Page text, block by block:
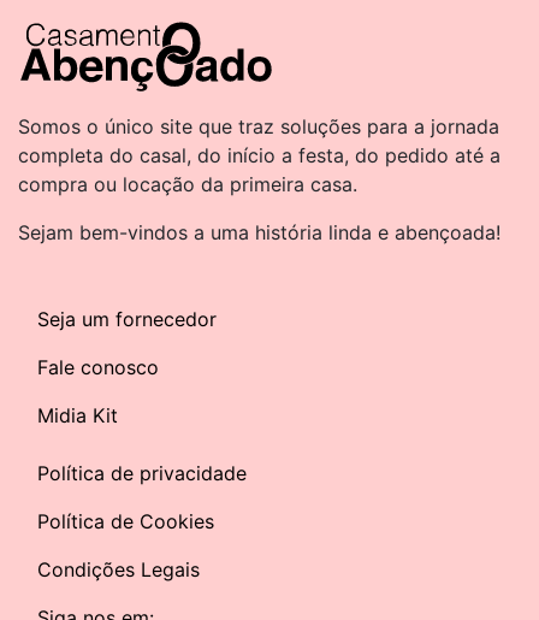
Somos o único site que traz soluções para a jornada
completa do casal, do início a festa, do pedido até a
compra ou locação da primeira casa.
Sejam bem-vindos a uma história linda e abençoada!
Seja um fornecedor
Fale conosco
Midia Kit
Política de privacidade
Política de Cookies
Condições Legais